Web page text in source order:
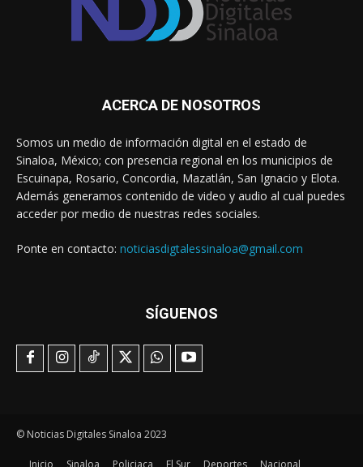
ACERCA DE NOSOTROS
Somos un medio de información digital en el estado de
Sinaloa, México; con presencia regional en los municipios de
Escuinapa, Rosario, Concordia, Mazatlán, San Ignacio y Elota.
Además generamos contenido de video y audio al cual puedes
acceder por medio de nuestras redes sociales.
Ponte en contacto: noticiasdigtalessinaloa@gmail.com
SÍGUENOS
© Noticias Digitales Sinaloa 2023